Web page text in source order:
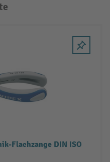
Flachzange DIN ISO